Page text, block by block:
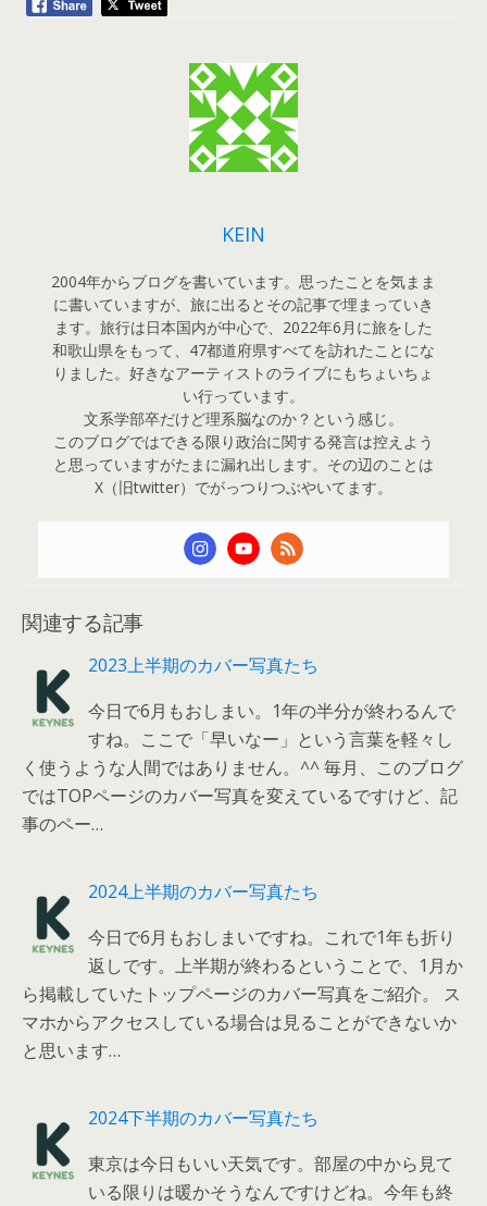
KEIN
2004年からブログを書いています。思ったことを気まま
に書いていますが、旅に出るとその記事で埋まっていき
ます。旅行は日本国内が中心で、2022年6月に旅をした
和歌山県をもって、47都道府県すべてを訪れたことにな
りました。好きなアーティストのライブにもちょいちょ
い行っています。
文系学部卒だけど理系脳なのか？という感じ。
このブログではできる限り政治に関する発言は控えよう
と思っていますがたまに漏れ出します。その辺のことは
X（旧twitter）でがっつりつぶやいてます。
関連する記事
2023上半期のカバー写真たち
今日で6月もおしまい。1年の半分が終わるんで
すね。ここで「早いなー」という言葉を軽々し
く使うような人間ではありません。^^ 毎月、このブログ
ではTOPページのカバー写真を変えているですけど、記
事のペー…
2024上半期のカバー写真たち
今日で6月もおしまいですね。これで1年も折り
返しです。上半期が終わるということで、1月か
ら掲載していたトップページのカバー写真をご紹介。 ス
マホからアクセスしている場合は見ることができないか
と思います…
2024下半期のカバー写真たち
東京は今日もいい天気です。部屋の中から見て
いる限りは暖かそうなんですけどね。今年も終